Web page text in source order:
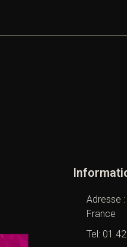
Adresse
France
Tel: